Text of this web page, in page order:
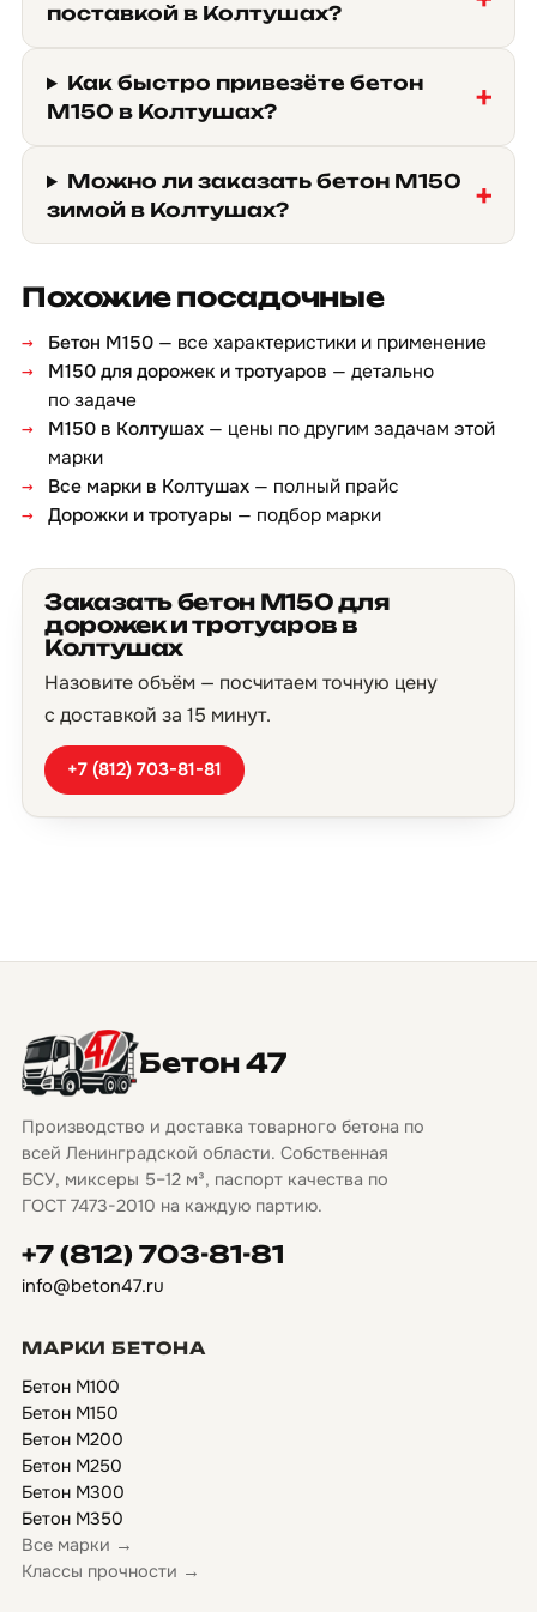
поставкой в Колтушах?
Как быстро привезёте бетон
М150 в Колтушах?
Можно ли заказать бетон М150
зимой в Колтушах?
Похожие посадочные
Бетон М150 — все характеристики и применение
М150 для дорожек и тротуаров — детально
по задаче
М150 в Колтушах — цены по другим задачам этой
марки
Все марки в Колтушах — полный прайс
Дорожки и тротуары — подбор марки
Заказать бетон М150 для
дорожек и тротуаров в
Колтушах
Назовите объём — посчитаем точную цену
с доставкой за 15 минут.
+7 (812) 703-81-81
Бетон 47
Производство и доставка товарного бетона по
всей Ленинградской области. Собственная
БСУ, миксеры 5–12 м³, паспорт качества по
ГОСТ 7473-2010 на каждую партию.
+7 (812) 703-81-81
info@beton47.ru
МАРКИ БЕТОНА
Бетон М100
Бетон М150
Бетон М200
Бетон М250
Бетон М300
Бетон М350
Все марки →
Классы прочности →